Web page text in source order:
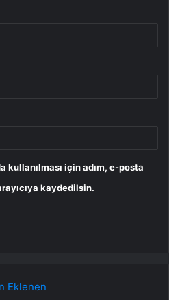
kullanılması için adım, e-posta
kaydedilsin.
Eklenen